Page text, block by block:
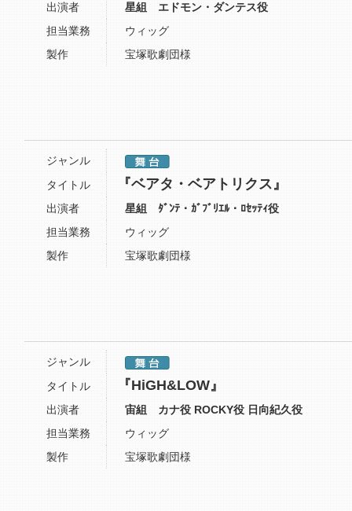
出演者
星組 エドモン・ダンテス役
担当業務
ウィッグ
製作
宝塚歌劇団様
ジャンル
タイトル
『ベアタ・ベアトリクス』
出演者
星組 ﾀﾞﾝﾃ・ｶﾞﾌﾞﾘｴﾙ・ﾛｾｯﾃｨ役
担当業務
ウィッグ
製作
宝塚歌劇団様
ジャンル
タイトル
『HiGH&LOW』
出演者
宙組 カナ役 ROCKY役 日向紀久役
担当業務
ウィッグ
製作
宝塚歌劇団様